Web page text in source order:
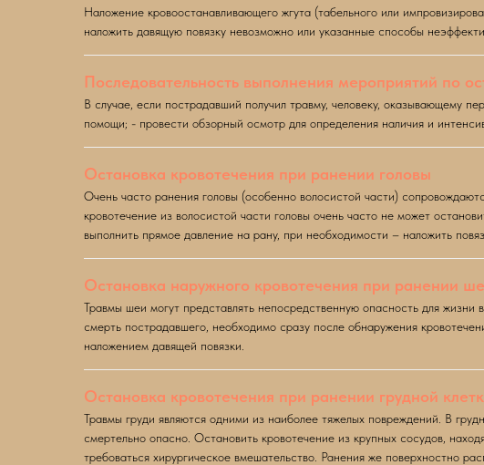
Наложение кровоостанавливающего жгута (табельного или
наложить давящую повязку невозможно или указанные способы
Последовательность выполнения мероприятий по
В случае, если пострадавший получил травму, человеку, оказывающему
помощи; - провести обзорный осмотр для определения наличия и
Остановка кровотечения при ранении головы
Очень часто ранения головы (особенно волосистой части)
кровотечение из волосистой части головы очень часто не может
выполнить прямое давление на рану, при необходимости – наложить
Остановка наружного кровотечения при ранении
Травмы шеи могут представлять непосредственную опасность для
смерть пострадавшего, необходимо сразу после обнаружения
наложением давящей повязки.
Остановка кровотечения при ранении грудной
Травмы груди являются одними из наиболее тяжелых повреждений. В
смертельно опасно. Остановить кровотечение из крупных сосудов,
требоваться хирургическое вмешательство. Ранения же поверхностно